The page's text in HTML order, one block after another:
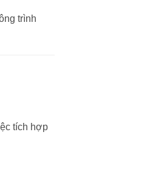
trình
tích hợp